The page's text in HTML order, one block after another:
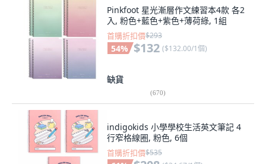
Pinkfoot 星光漸層作文練習本4款 各2
入, 粉色+藍色+紫色+薄荷綠, 1組
首購折扣價$293
54% $132 ($132.00/1個)
缺貨
(670)
indigokids 小學學校生活英文筆記 4
行窄格線圈, 粉色, 6個
首購折扣價$535